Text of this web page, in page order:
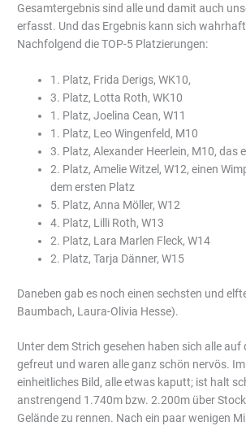
Gesamtergebnis sind alle und damit auch
erfasst. Und das Ergebnis kann sich
Nachfolgend die TOP-5 Platzierungen:
1. Platz, Frida Derigs, WK10,
3. Platz, Lotta Roth, WK10
1. Platz, Joelina Cean, W11
1. Platz, Leo Wingenfeld, M10
3. Platz, Alexander Heerlein, M10, das
2. Platz, Amelie Witzel, W12, einen
dem ersten Platz
5. Platz, Anna Möller, W12
4. Platz, Lilli Roth, W13
2. Platz, Lara Marlen Fleck, W14
2. Platz, Tarja Dänner, W15
Daneben gab es noch einen sechsten und
Baumbach, Laura-Olivia Hesse).
Unter dem Strich gesehen haben sich alle
gefreut und waren alle ganz schön nervös.
einheitliches Bild, alle etwas kaputt; ist halt
anstrengend 1.740m bzw. 2.200m über
Gelände zu rennen. Nach ein paar wenigen